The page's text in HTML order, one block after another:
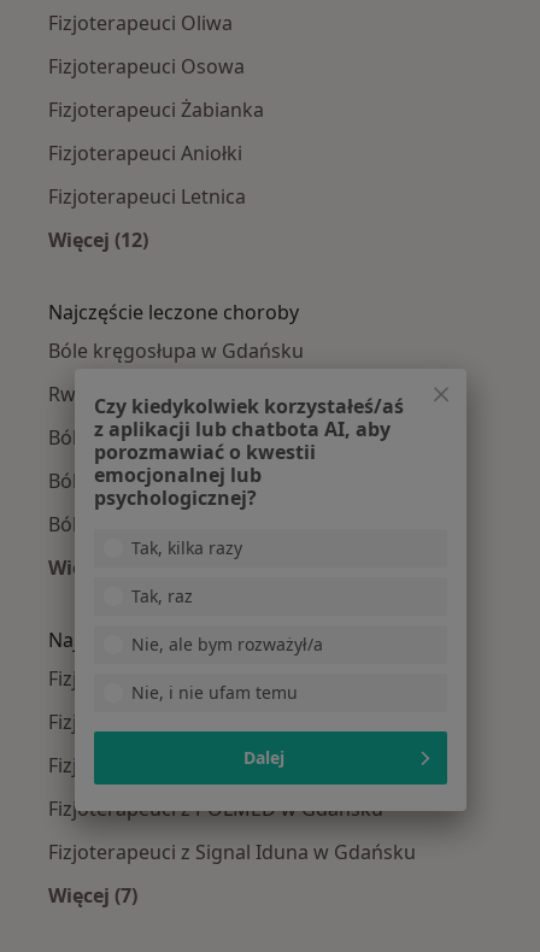
Fizjoterapeuci Oliwa
Fizjoterapeuci Osowa
Fizjoterapeuci Żabianka
Fizjoterapeuci Aniołki
Fizjoterapeuci Letnica
Więcej (12)
Najczęście leczone choroby
Bóle kręgosłupa w Gdańsku
Rwa kulszowa w Gdańsku
Ból barku w Gdańsku
Ból biodra w Gdańsku
Ból kolana w Gdańsku
Więcej (15)
Więcej w kategorii: Najczęście leczone
Najpopularniejsze ubezpieczenia
Fizjoterapeuci z TU Zdrowie w Gdańsku
Fizjoterapeuci z Medicover w Gdańsku
Fizjoterapeuci z Allianz w Gdańsku
Fizjoterapeuci z POLMED w Gdańsku
Fizjoterapeuci z Signal Iduna w Gdańsku
Więcej (7)
Czy kiedykolwiek korzystałeś/aś
z aplikacji lub chatbota AI, aby
porozmawiać o kwestii
emocjonalnej lub
psychologicznej?
Tak, kilka razy
Tak, raz
Nie, ale bym rozważył/a
Nie, i nie ufam temu
Dalej